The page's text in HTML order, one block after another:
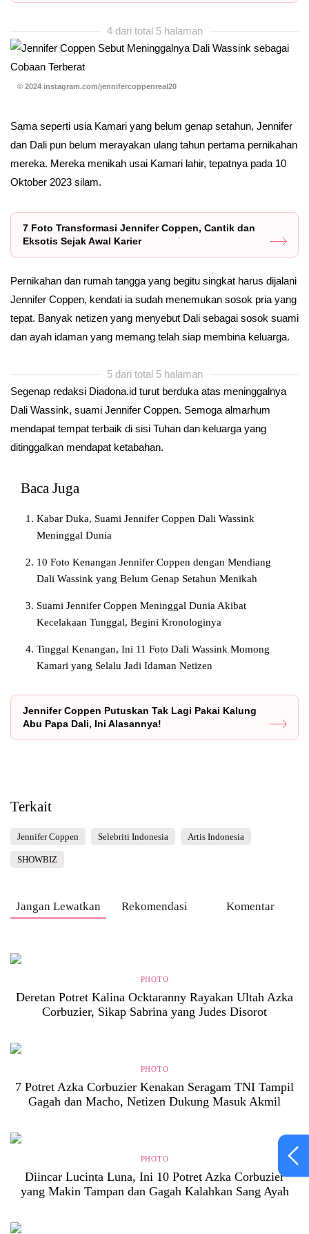
4 dari total 5 halaman
© 2024 instagram.com/jennifercoppenreal20
Sama seperti usia Kamari yang belum genap setahun, Jennifer
dan Dali pun belum merayakan ulang tahun pertama pernikahan
mereka. Mereka menikah usai Kamari lahir, tepatnya pada 10
Oktober 2023 silam.
7 Foto Transformasi Jennifer Coppen, Cantik dan
Eksotis Sejak Awal Karier
Pernikahan dan rumah tangga yang begitu singkat harus dijalani
Jennifer Coppen, kendati ia sudah menemukan sosok pria yang
tepat. Banyak netizen yang menyebut Dali sebagai sosok suami
dan ayah idaman yang memang telah siap membina keluarga.
5 dari total 5 halaman
Segenap redaksi Diadona.id turut berduka atas meninggalnya
Dali Wassink, suami Jennifer Coppen. Semoga almarhum
mendapat tempat terbaik di sisi Tuhan dan keluarga yang
ditinggalkan mendapat ketabahan.
Baca Juga
Kabar Duka, Suami Jennifer Coppen Dali Wassink
Meninggal Dunia
10 Foto Kenangan Jennifer Coppen dengan Mendiang
Dali Wassink yang Belum Genap Setahun Menikah
Suami Jennifer Coppen Meninggal Dunia Akibat
Kecelakaan Tunggal, Begini Kronologinya
Tinggal Kenangan, Ini 11 Foto Dali Wassink Momong
Kamari yang Selalu Jadi Idaman Netizen
Jennifer Coppen Putuskan Tak Lagi Pakai Kalung
Abu Papa Dali, Ini Alasannya!
Terkait
Jennifer Coppen Selebriti Indonesia Artis Indonesia
SHOWBIZ
Jangan Lewatkan Rekomendasi Komentar
PHOTO
Deretan Potret Kalina Ocktaranny Rayakan Ultah Azka
Corbuzier, Sikap Sabrina yang Judes Disorot
PHOTO
7 Potret Azka Corbuzier Kenakan Seragam TNI Tampil
Gagah dan Macho, Netizen Dukung Masuk Akmil
PHOTO
Diincar Lucinta Luna, Ini 10 Potret Azka Corbuzier
yang Makin Tampan dan Gagah Kalahkan Sang Ayah